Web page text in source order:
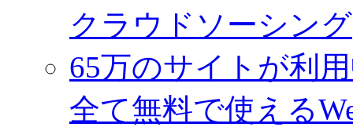
クラウドソーシン
65万のサイトが利
全て無料で使える